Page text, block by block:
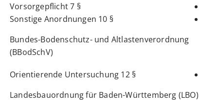
§ 7 Vorsorgepflicht
§ 10 Sonstige Anordnungen
Bundes-Bodenschutz- und Altlastenverordnung
(BBodSchV)
§ 12 Orientierende Untersuchung
Landesbauordnung für Baden-Württemberg (LBO)